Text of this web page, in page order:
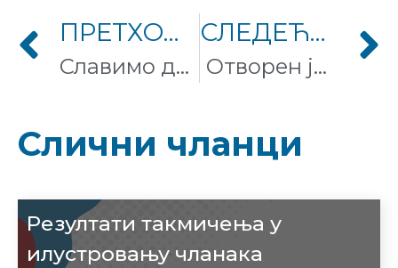
ПРЕТХОДНИ ЧЛАНАК
Славимо допринос жена кроз Викигеп!
СЛЕДЕЋИ ЧЛАНАК
Отворен је позив за доделу стипендија за Викилајв 2024
Слични чланци
Резултати такмичења у
илустровању чланака